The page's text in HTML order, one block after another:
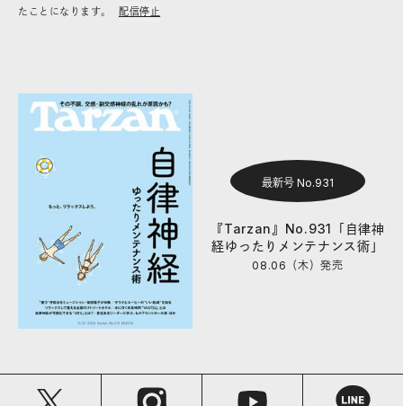
たことになります。
配信停止
最新号 No.931
『Tarzan』No.931「自律神
経ゆったりメンテナンス術」
08.06（木）発売